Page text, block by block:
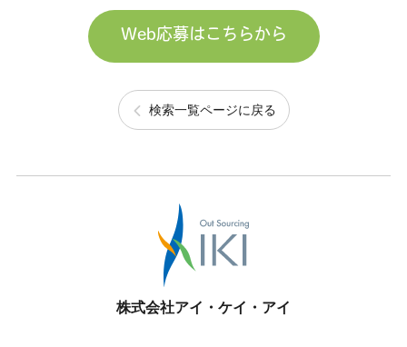
Web応募はこちらから
検索一覧ページに戻る
株式会社アイ・ケイ・アイ